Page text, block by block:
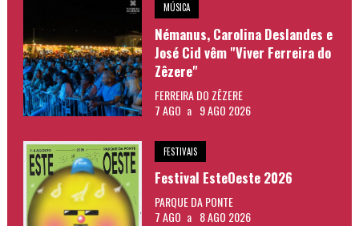
MÚSICA
Némanus, Carolina Deslandes e
José Cid vêm "Viver Ferreira do
Zêzere"
FERREIRA DO ZÊZERE
7 AGO a 9 AGO 2026
FESTIVAIS
Festival EsteOeste 2026
PARQUE DA PONTE
7 AGO a 8 AGO 2026